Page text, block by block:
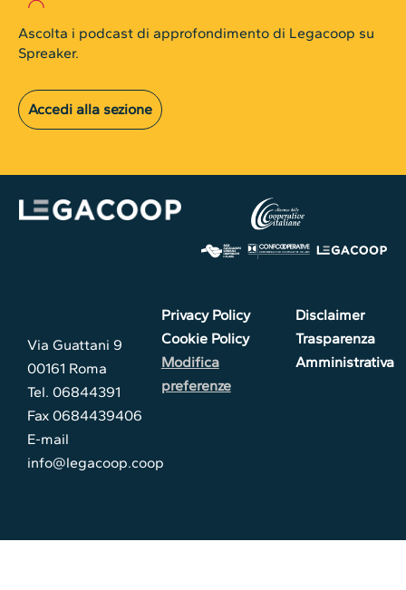
Ascolta i podcast di approfondimento di Legacoop su
Spreaker.
Accedi alla sezione
Via Guattani 9
00161 Roma
Tel. 06844391
Fax 0684439406
E-mail
info@legacoop.coop
Privacy Policy
Cookie Policy
Modifica
preferenze
Disclaimer
Trasparenza
Amministrativa